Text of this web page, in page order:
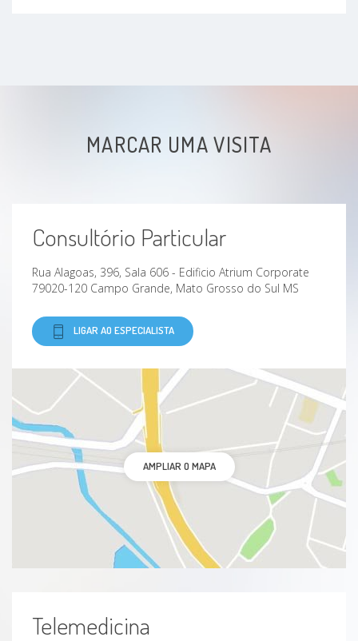
MARCAR UMA VISITA
Consultório Particular
Rua Alagoas, 396, Sala 606 - Edificio Atrium Corporate
79020-120 Campo Grande, Mato Grosso do Sul MS
LIGAR AO ESPECIALISTA
AMPLIAR O MAPA
Telemedicina